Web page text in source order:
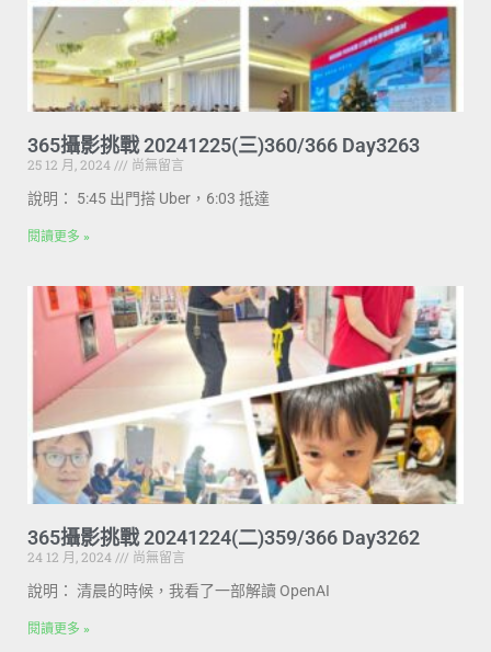
365攝影挑戰 20241225(三)360/366 Day3263
25 12 月, 2024
尚無留言
說明： 5:45 出門搭 Uber，6:03 抵達
閱讀更多 »
365攝影挑戰 20241224(二)359/366 Day3262
24 12 月, 2024
尚無留言
說明： 清晨的時候，我看了一部解讀 OpenAI
閱讀更多 »